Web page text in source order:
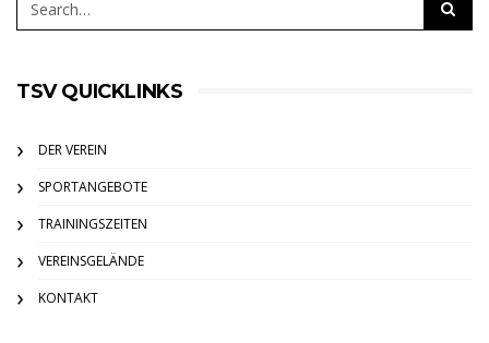
TSV QUICKLINKS
DER VEREIN
SPORTANGEBOTE
TRAININGSZEITEN
VEREINSGELÄNDE
KONTAKT